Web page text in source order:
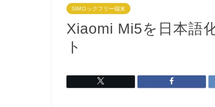
SIMロックフリー端末
Xiaomi Mi5を日本語
ト